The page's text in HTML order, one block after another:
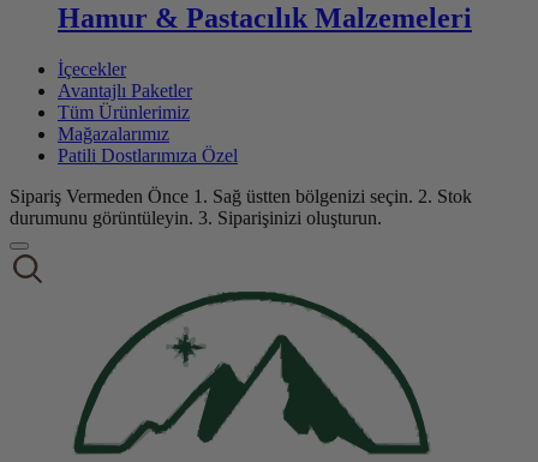
Hamur & Pastacılık Malzemeleri
İçecekler
Avantajlı Paketler
Tüm Ürünlerimiz
Mağazalarımız
Patili Dostlarımıza Özel
Sipariş Vermeden Önce 1. Sağ üstten bölgenizi seçin. 2. Stok
durumunu görüntüleyin. 3. Siparişinizi oluşturun.